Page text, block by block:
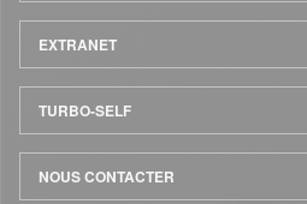
EXTRANET
TURBO-SELF
NOUS CONTACTER